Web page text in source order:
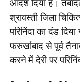
आदेश दिया है।
श्रावस्ती जिला
परिनिंदा का दंड
फरुर्खाबाद से पूर्व
करने में देरी पर